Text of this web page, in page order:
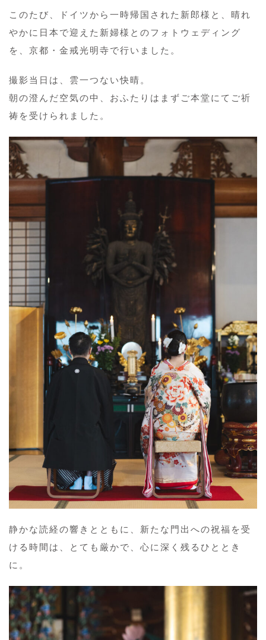
このたび、ドイツから一時帰国された新郎様と、晴れ
やかに日本で迎えた新婦様とのフォトウェディング
を、京都・金戒光明寺で行いました。
撮影当日は、雲一つない快晴。
朝の澄んだ空気の中、おふたりはまずご本堂にてご祈
祷を受けられました。
静かな読経の響きとともに、新たな門出への祝福を受
ける時間は、とても厳かで、心に深く残るひととき
に。